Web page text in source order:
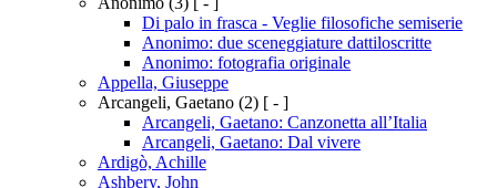
Di palo in frasca - Veglie filosofiche semiserie
Anonimo: due sceneggiature dattiloscritte
Anonimo: fotografia originale
Appella, Giuseppe
Arcangeli, Gaetano (2) [ - ]
Arcangeli, Gaetano: Canzonetta all’Italia
Arcangeli, Gaetano: Dal vivere
Ardigò, Achille
Ashbery, John